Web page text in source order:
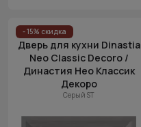
- 15% скидка
Дверь для кухни Dinastia
Neo Classic Decoro /
Династия Нео Классик
Декоро
Серый ST